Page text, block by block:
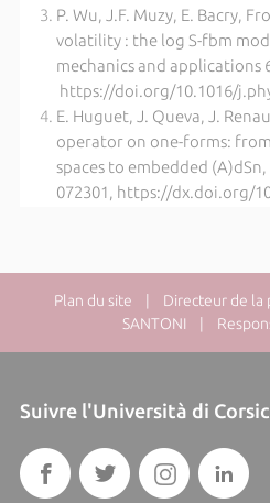
P. Wu, J.F. Muzy, E. Bacry,
volatility : the log S-fbm
mechanics and applications
https://doi.org/10.1016/
E. Huguet, J. Queva, J.
operator on one-forms:
spaces to embedded (A)dSn,
072301, https://dx.doi.org/
Plan du site | Directeur de la
SANTONI |
Suivre l'Università di